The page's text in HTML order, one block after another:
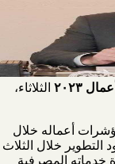
٢٠٢٣
الثلاثاء،
أعماله خلال
تتويجاً لجهود التطوير خلال الثلاث
المصرفية